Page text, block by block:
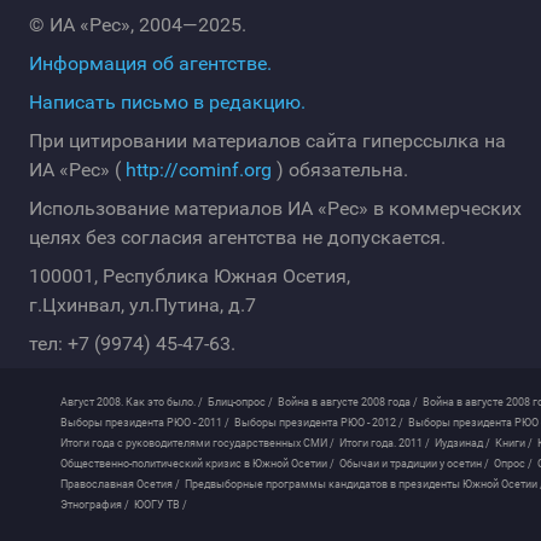
© ИА «Рес», 2004—2025.
Информация об агентстве.
Написать письмо в редакцию.
При цитировании материалов сайта гиперссылка на
ИА «Рес» ( http://cominf.org ) обязательна.
Использование материалов ИА «Рес» в коммерческих
целях без согласия агентства не допускается.
100001, Республика Южная Осетия,
г.Цхинвал, ул.Путина, д.7
тел: +7 (9974) 45-47-63.
Август 2008. Как это было. / Блиц-опрос / Война в августе 2008 года / Война в августе 2008
Выборы президента РЮО - 2011 / Выборы президента РЮО - 2012 / Выборы президента РЮО
Итоги года с руководителями государственных СМИ / Итоги года. 2011 / Иудзинад / Книги /
Общественно-политический кризис в Южной Осетии / Обычаи и традиции у осетин / Опрос /
Православная Осетия / Предвыборные программы кандидатов в президенты Южной Осетии
Этнография / ЮОГУ ТВ /